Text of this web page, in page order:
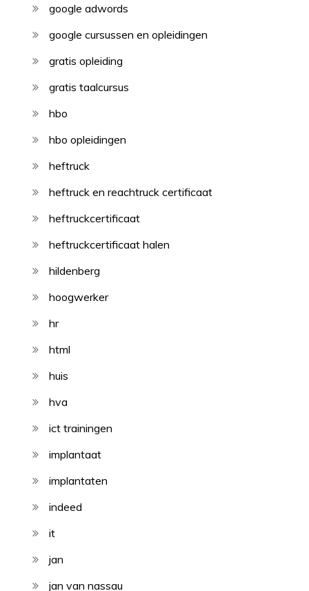
google adwords
google cursussen en opleidingen
gratis opleiding
gratis taalcursus
hbo
hbo opleidingen
heftruck
heftruck en reachtruck certificaat
heftruckcertificaat
heftruckcertificaat halen
hildenberg
hoogwerker
hr
html
huis
hva
ict trainingen
implantaat
implantaten
indeed
it
jan
jan van nassau